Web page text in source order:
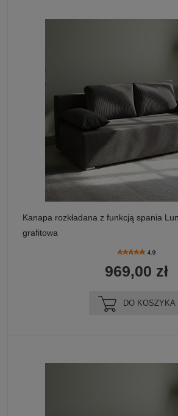
Kanapa rozkładana z funkcją spania
grafitowa
4.9
969,00 zł
DO KOSZYKA